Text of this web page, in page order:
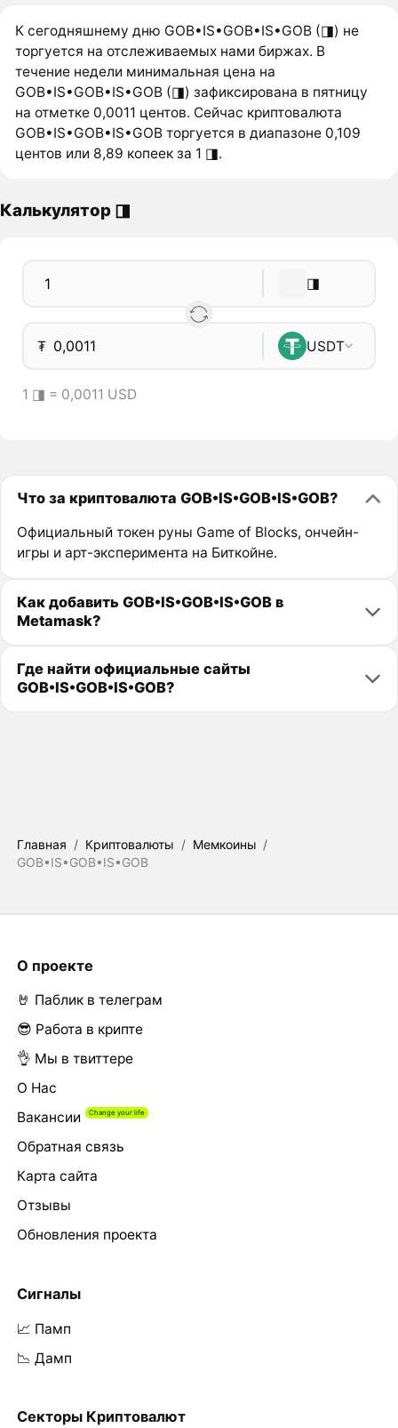
К сегодняшнему дню GOB•IS•GOB•IS•GOB (◨) не
торгуется на отслеживаемых нами биржах. В
течение недели минимальная цена на
GOB•IS•GOB•IS•GOB (◨) зафиксирована в пятницу
на отметке 0,0011 центов. Сейчас криптовалюта
GOB•IS•GOB•IS•GOB торгуется в диапазоне 0,109
центов или 8,89 копеек за 1 ◨.
Калькулятор ◨
◨
₮ USDT
1 ◨ = 0,0011 USD
Что за криптовалюта GOB•IS•GOB•IS•GOB?
Официальный токен руны Game of Blocks, ончейн-
игры и арт-эксперимента на Биткойне.
Как добавить GOB•IS•GOB•IS•GOB в
Metamask?
Где найти официальные сайты
GOB•IS•GOB•IS•GOB?
Главная / Криптовалюты / Мемкоины /
GOB•IS•GOB•IS•GOB
О проекте
🤘 Паблик в телеграм
😎 Работа в крипте
👌 Мы в твиттере
О Нас
Вакансии
Обратная связь
Карта сайта
Отзывы
Обновления проекта
Сигналы
📈 Памп
📉 Дамп
Секторы Криптовалют